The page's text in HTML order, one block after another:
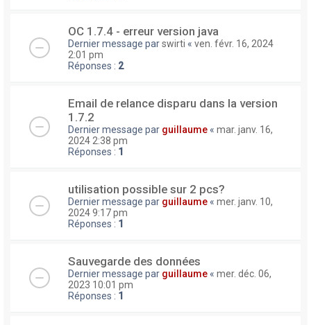
OC 1.7.4 - erreur version java
Dernier message parswirti « ven. févr. 16, 2024
2:01 pm
Réponses : 2
Email de relance disparu dans la version
1.7.2
Dernier message par guillaume « mar. janv. 16,
2024 2:38 pm
Réponses : 1
utilisation possible sur 2 pcs?
Dernier message par guillaume « mer. janv. 10,
2024 9:17 pm
Réponses : 1
Sauvegarde des données
Dernier message par guillaume « mer. déc. 06,
2023 10:01 pm
Réponses : 1